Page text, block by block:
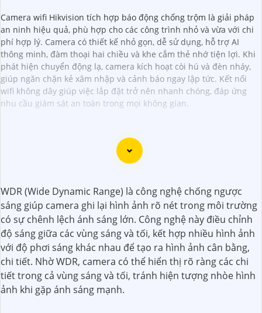
Camera wifi Hikvision tích hợp báo động chống trộm là giải pháp
an ninh hiệu quả, phù hợp cho các công trình nhỏ và vừa với chi
phí hợp lý. Camera có thiết kế nhỏ gọn, dễ sử dụng, hỗ trợ AI
thông minh, đàm thoại hai chiều và khe cắm thẻ nhớ tiện lợi. Khi
phát hiện chuyển động lạ, camera kích hoạt còi hú và đèn nháy,
giúp ngăn chặn kẻ xâm nhập và cảnh báo ngay lập tức. Kết nối
wifi không dây giúp việc lắp đặt trở nên nhanh chóng, đáp ứng
nhu cầu giám sát an toàn trong mọi không gian.
Dĩ nhiên, dưới đây là một mẫu văn bản giới thiệu dành cho
Chào quý khách hàng,
Chúng tôi xin trân trọng giới thiệu đến quý vị dịch vụ lắp
đặt camera Hikvision giá rẻ và chuyên nghiệp cho dự án
của quý vị.
Với kinh nghiệm lâu năm trong lĩnh vực lắp đặt camera an
ninh, đội ngũ kỹ thuật viên của chúng tôi cam kết sẽ mang
đến cho quý vị những giải pháp an ninh hiệu quả, đáng tin
WDR (Wide Dynamic Range) là công nghệ chống ngược
sáng giúp camera ghi lại hình ảnh rõ nét trong môi trường
có sự chênh lệch ánh sáng lớn. Công nghệ này điều chỉnh
độ sáng giữa các vùng sáng và tối, kết hợp nhiều hình ảnh
với độ phơi sáng khác nhau để tạo ra hình ảnh cân bằng,
chi tiết. Nhờ WDR, camera có thể hiển thị rõ ràng các chi
tiết trong cả vùng sáng và tối, tránh hiện tượng nhòe hình
ảnh khi gặp ánh sáng mạnh.